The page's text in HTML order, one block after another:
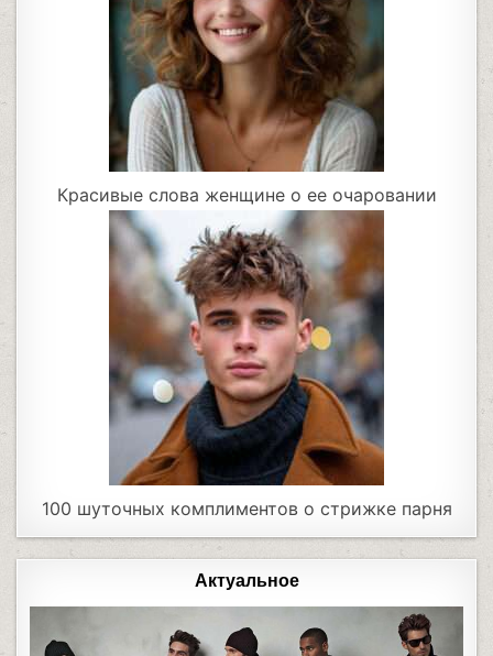
Красивые слова женщине о ее очаровании
100 шуточных комплиментов о стрижке парня
Актуальное